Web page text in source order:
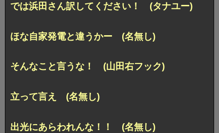
では浜田さん訳してください！ (タナユー)
ほな自家発電と違うかー (名無し)
そんなこと言うな！ (山田右フック)
立って言え (名無し)
出光にあらわれんな！！ (名無し)